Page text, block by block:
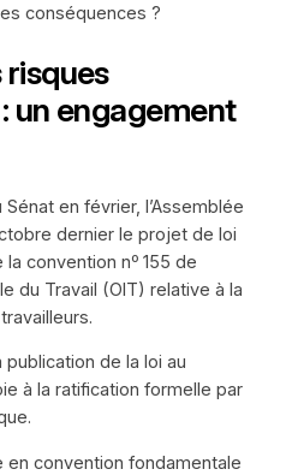
conséquences ?
un engagement
en février, l’Assemblée
dernier le projet de loi
convention nᵒ 155 de
du Travail (OIT) relative à la
de la loi au
à la ratification formelle par
en convention fondamentale